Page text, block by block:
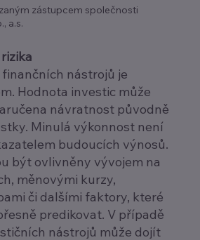
zástupcem společnosti
a.s.
nástrojů je
Hodnota investic může
návratnost původně
Minulá výkonnost není
budoucích výnosů.
být ovlivněny vývojem na
měnovými kurzy,
či dalšími faktory, které
predikovat. V případě
nástrojů může dojít